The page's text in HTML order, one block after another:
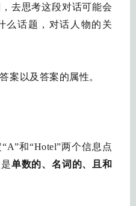
去思考这段对话可能会
么话题，对话人物的关
案以及答案的属性。
和“Hotel”两个信息点
单数的、名词的、且和